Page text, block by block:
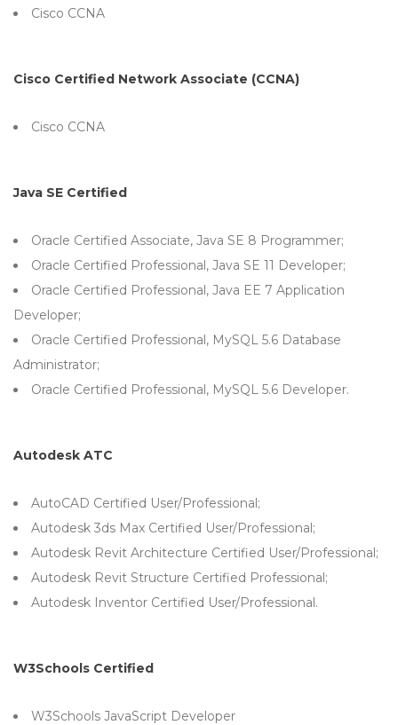
Cisco CCNA
Cisco Certified Network Associate (CCNA)
Cisco CCNA
Java SE Certified
Oracle Certified Associate, Java SE 8 Programmer;
Oracle Certified Professional, Java SE 11 Developer;
Oracle Certified Professional, Java EE 7 Application
Developer;
Oracle Certified Professional, MySQL 5.6 Database
Administrator;
Oracle Certified Professional, MySQL 5.6 Developer.
Autodesk ATC
AutoCAD Certified User/Professional;
Autodesk 3ds Max Certified User/Professional;
Autodesk Revit Architecture Certified User/Professional;
Autodesk Revit Structure Certified Professional;
Autodesk Inventor Certified User/Professional.
W3Schools Certified
W3Schools JavaScript Developer